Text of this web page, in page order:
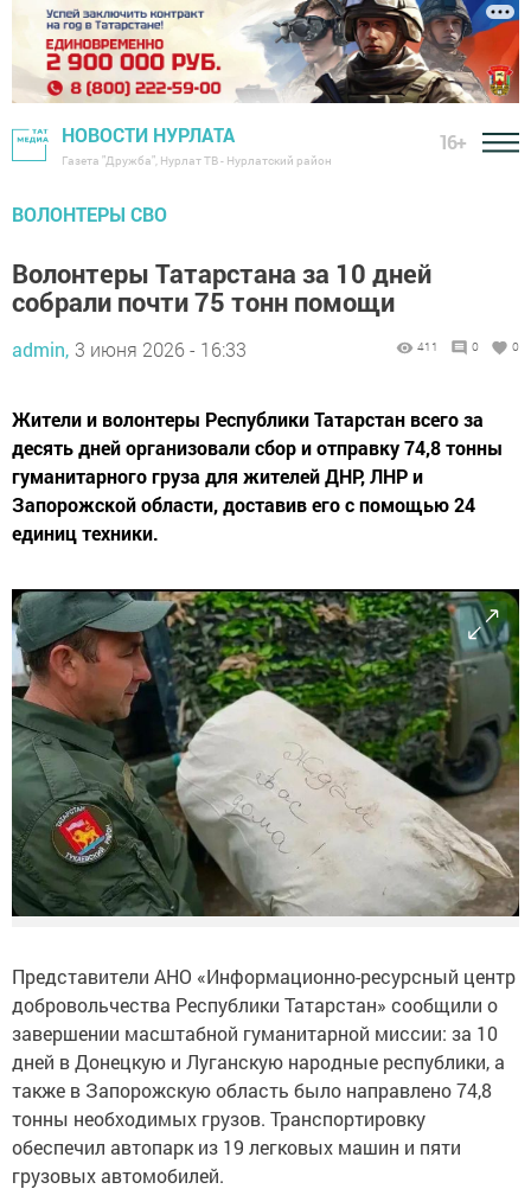
НОВОСТИ НУРЛАТА
Газета "Дружба", Нурлат ТВ - Нурлатский район
16+
ВОЛОНТЕРЫ СВО
Волонтеры Татарстана за 10 дней
собрали почти 75 тонн помощи
admin, 3 июня 2026 - 16:33 411 0 0
Жители и волонтеры Республики Татарстан всего за
десять дней организовали сбор и отправку 74,8 тонны
гуманитарного груза для жителей ДНР, ЛНР и
Запорожской области, доставив его с помощью 24
единиц техники.
Представители АНО «Информационно-ресурсный центр
добровольчества Республики Татарстан» сообщили о
завершении масштабной гуманитарной миссии: за 10
дней в Донецкую и Луганскую народные республики, а
также в Запорожскую область было направлено 74,8
тонны необходимых грузов. Транспортировку
обеспечил автопарк из 19 легковых машин и пяти
грузовых автомобилей.